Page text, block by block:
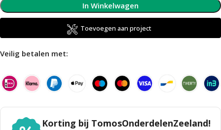
In Winkelwagen
Toevoegen aan project
Veilig betalen met:
Korting bij TomosOnderdelenZeeland!